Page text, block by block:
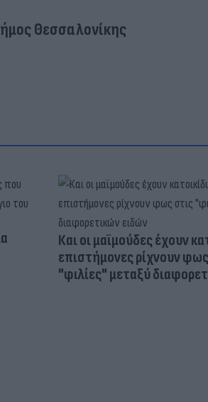
Θεσσαλονίκης
Και οι μαϊμούδες έχουν
επιστήμονες ρίχνουν
"φιλίες" μεταξύ